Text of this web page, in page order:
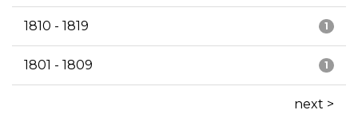
1
1810 - 1819
1
1801 - 1809
next >